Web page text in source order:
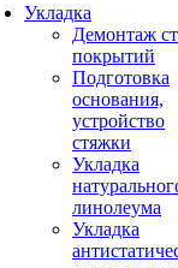
Укладка
Демонтаж
покрытий
Подготовка
основания,
устройство
стяжки
Укладка
линолеума
Укладка